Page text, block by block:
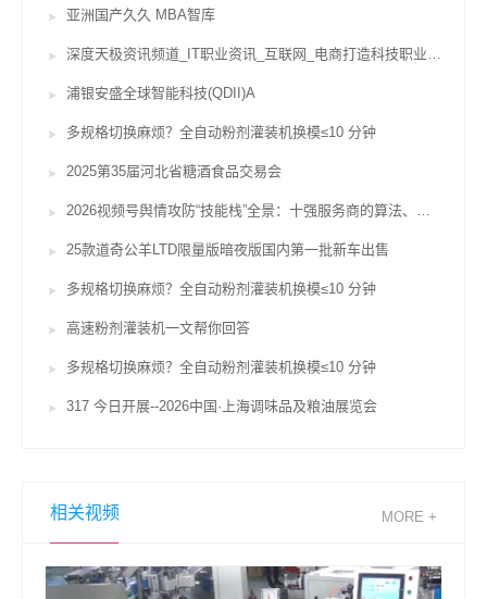
亚洲国产久久 MBA智库
深度天极资讯频道_IT职业资讯_互联网_电商打造科技职业威望坐看途径风云变迁
浦银安盛全球智能科技(QDII)A
多规格切换麻烦？全自动粉剂灌装机换模≤10 分钟
2025第35届河北省糖酒食品交易会
2026视频号舆情攻防“技能栈”全景：十强服务商的算法、对赌与合规鸿沟
25款道奇公羊LTD限量版暗夜版国内第一批新车出售
多规格切换麻烦？全自动粉剂灌装机换模≤10 分钟
高速粉剂灌装机一文帮你回答
多规格切换麻烦？全自动粉剂灌装机换模≤10 分钟
317 今日开展--2026中国·上海调味品及粮油展览会
相关视频 MORE +